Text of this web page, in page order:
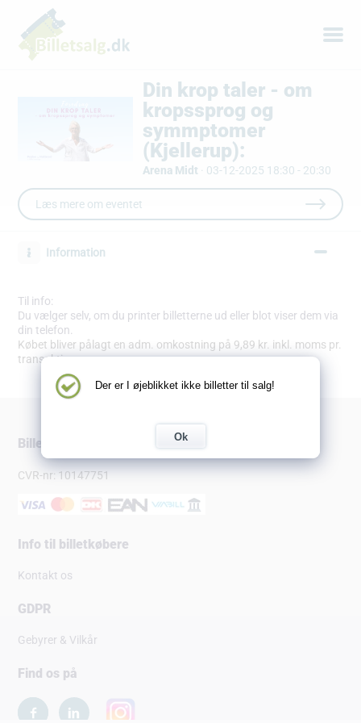
Din krop taler - om
kropssprog og
symmptomer
(Kjellerup):
Arena Midt · 03-12-2025 18:30 - 20:30
Læs mere om eventet
Information
Til info:
Du vælger selv, om du printer billetterne ud eller blot viser dem via
din telefon.
Købet bliver pålagt en adm. omkostning på 9,89 kr. inkl. moms pr.
transaktion.
Der er I øjeblikket ikke billetter til salg!
Ok
Billetsalg.dk
CVR-nr: 10147751
Info til billetkøbere
Kontakt os
GDPR
Gebyrer & Vilkår
Find os på